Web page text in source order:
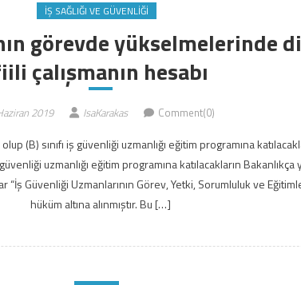
İŞ SAĞLIĞI VE GÜVENLIĞI
görevde yükselmelerinde
çalışmanın hesabı
2019 IsaKarakas Comment(0)
(B) sınıfı iş güvenliği uzmanlığı eğitim programına
uzmanlığı eğitim programına katılacakların
Güvenliği Uzmanlarının Görev, Yetki, Sorumluluk ve
hüküm altına alınmıştır. Bu […]